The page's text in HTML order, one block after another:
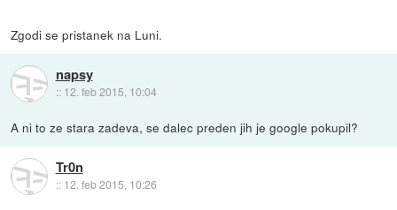
Zgodi se pristanek na Luni.
napsy
:: 12. feb 2015, 10:04
A ni to ze stara zadeva, se dalec preden jih je google pokupil?
Tr0n
:: 12. feb 2015, 10:26